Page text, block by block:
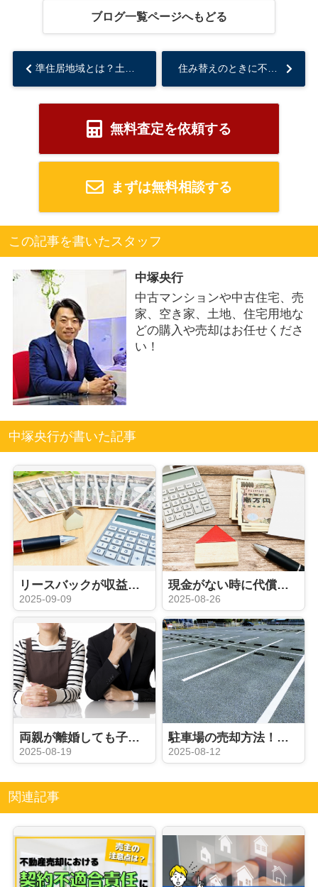
ブログ一覧ページへもどる
準住居地域とは？土地活用するメリットと活用方法をご紹介！... 住み替えのときに不動産が売れない理由とは？売れない場合の対処法も解説！...
無料査定を依頼する
まずは無料相談する
この記事を書いたスタッフ
中塚央行
中古マンションや中古住宅、売
家、空き家、土地、住宅用地な
どの購入や売却はお任せくださ
い！
中塚央行が書いた記事
リースバックが収益物件とされる理由！売主が利用する際の注意点も解説
2025-09-09
現金がない時に代償分割はできる？実行方法と注意点についても解説
2025-08-26
両親が離婚しても子どもは相続人？相続の連絡がきたらどうするかも解説
2025-08-19
駐車場の売却方法！手続きの流れや注意点についても解説
2025-08-12
関連記事